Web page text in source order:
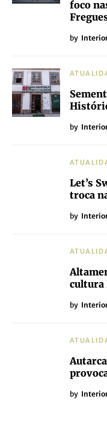
foco
by
by
Let’s
troca
by
cultura
by
by